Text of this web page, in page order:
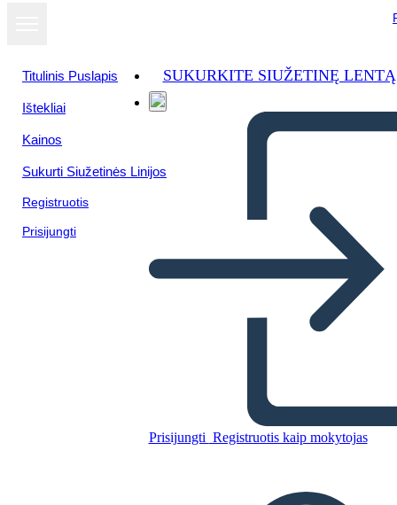
Titulinis Puslapis
Ištekliai
Kainos
Sukurti Siužetinės Linijos
Registruotis
Prisijungti
SUKURKITE SIUŽETINĘ LENTĄ
Prisijungti Registruotis kaip mokytojas
Woodlands